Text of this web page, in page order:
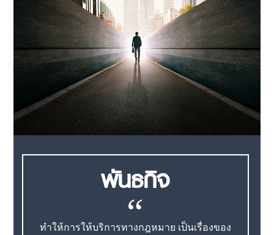
พันธกิจ
“
ทำให้การให้บริการทางกฎหมาย เป็นเรื่องของ